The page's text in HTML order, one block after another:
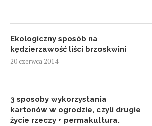
Ekologiczny sposób na
kędzierzawość liści brzoskwini
20 czerwca 2014
3 sposoby wykorzystania
kartonów w ogrodzie, czyli drugie
życie rzeczy + permakultura.